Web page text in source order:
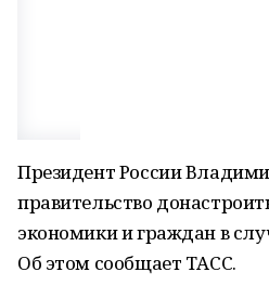
Президент России
правительство
экономики и граждан в
Об этом сообщает ТАСС.